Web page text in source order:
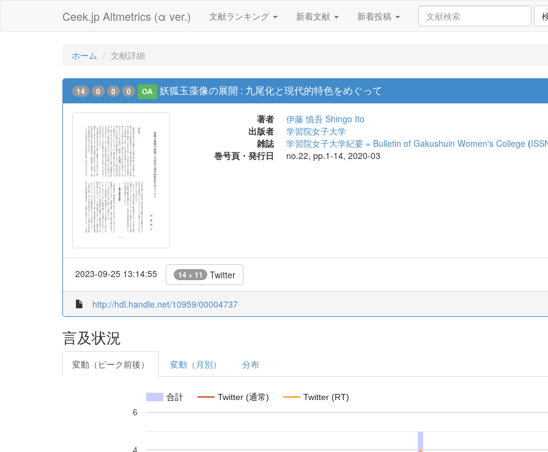
Ceek.jp Altmetrics (α ver.) 文献ランキング 新着文献 新着投稿
ホーム 文献詳細
14 0 0 0 OA 妖狐玉藻像の展開 : 九尾化と現代的特色をめぐって
著者 伊藤 慎吾 Shingo Ito
出版者
学習院女子大学
雑誌
学習院女子大学紀要 = Bulletin of Gakushuin Women's College (
巻号頁・発行日
no.22, pp.1-14, 2020-03
2023-09-25 13:14:55 14 + 11 Twitter
http://hdl.handle.net/10959/00004737
言及状況
変動（ピーク前後） 変動（月別） 分布
合計 Twitter (通常) Twitter (RT)
4
6